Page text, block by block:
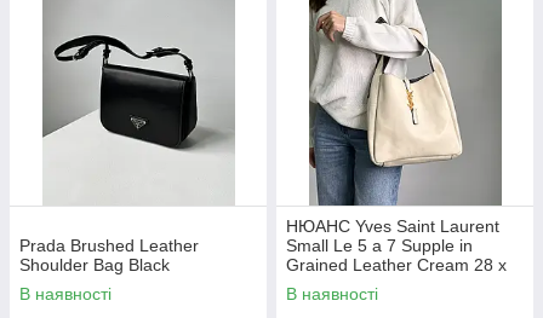
Prada Brushed Leather
Shoulder Bag Black
В наявності
НЮАНС Yves Saint Laurent
Small Le 5 a 7 Supple in
Grained Leather Cream 28 х
28 х 8 см
В наявності